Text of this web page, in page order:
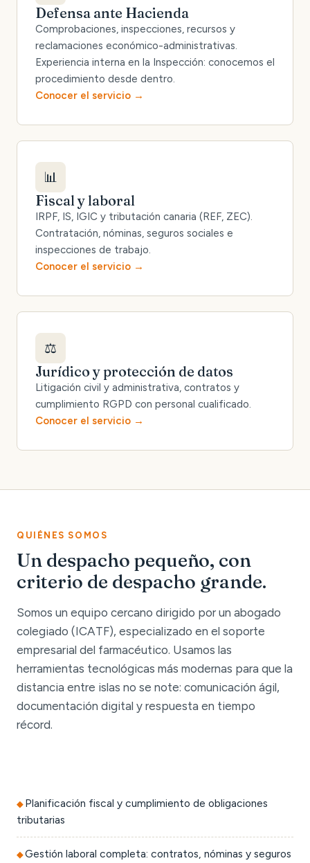
Defensa ante Hacienda
Comprobaciones, inspecciones, recursos y
reclamaciones económico-administrativas.
Experiencia interna en la Inspección: conocemos el
procedimiento desde dentro.
Conocer el servicio
📊
Fiscal y laboral
IRPF, IS, IGIC y tributación canaria (REF, ZEC).
Contratación, nóminas, seguros sociales e
inspecciones de trabajo.
Conocer el servicio
⚖️
Jurídico y protección de datos
Litigación civil y administrativa, contratos y
cumplimiento RGPD con personal cualificado.
Conocer el servicio
QUIÉNES SOMOS
Un despacho pequeño, con
criterio de despacho grande.
Somos un equipo cercano dirigido por un abogado
colegiado (ICATF), especializado en el soporte
empresarial del farmacéutico. Usamos las
herramientas tecnológicas más modernas para que la
distancia entre islas no se note: comunicación ágil,
documentación digital y respuesta en tiempo
récord.
Planificación fiscal y cumplimiento de obligaciones
tributarias
Gestión laboral completa: contratos, nóminas y seguros